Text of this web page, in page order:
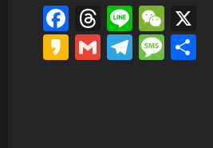
Facebook
Threads
Line
Kakao
Gmail